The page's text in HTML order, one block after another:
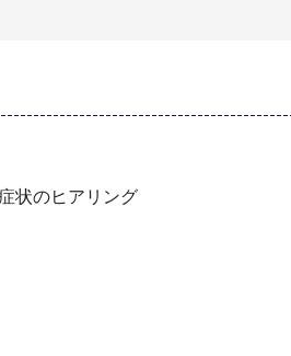
状のヒアリング